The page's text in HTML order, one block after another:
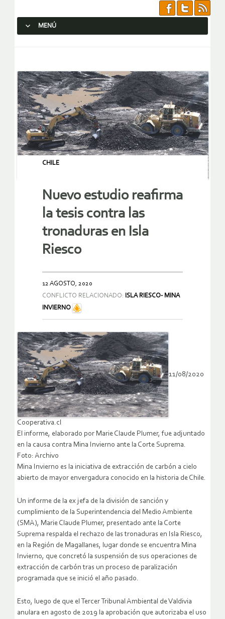
MENÚ
CHILE
Nuevo estudio reafirma
la tesis contra las
tronaduras en Isla
Riesco
12 AGOSTO, 2020
CONFLICTO RELACIONADO: ISLA RIESCO- MINA
INVIERNO
11/08/2020
Cooperativa.cl
El informe, elaborado por Marie Claude Plumer, fue adjuntado
en la causa contra Mina Invierno ante la Corte Suprema.
Foto: Archivo
Mina Invierno es la iniciativa de extracción de carbón a cielo
abierto de mayor envergadura conocido en la historia de Chile.
Un informe de la ex jefa de la división de sanción y
cumplimiento de la Superintendencia del Medio Ambiente
(SMA), Marie Claude Plumer, presentado ante la Corte
Suprema respalda el rechazo de las tronaduras en Isla Riesco,
en la Región de Magallanes, lugar donde se encuentra Mina
Invierno, que concretó la suspensión de sus operaciones de
extracción de carbón tras un proceso de paralización
programada que se inició el año pasado.
Esto, luego de que el Tercer Tribunal Ambiental de Valdivia
anulara en agosto de 2019 la aprobación que autorizaba el uso